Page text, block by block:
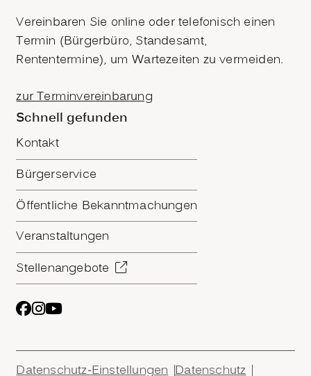
Vereinbaren Sie online oder telefonisch einen
Termin (Bürgerbüro, Standesamt,
Rententermine), um Wartezeiten zu vermeiden.
zur Terminvereinbarung
Schnell gefunden
Kontakt
Bürgerservice
Öffentliche Bekanntmachungen
Veranstaltungen
Stellenangebote
Datenschutz-Einstellungen Datenschutz